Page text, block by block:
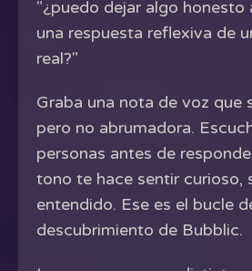
"¿puedo dejar algo honesto
una respuesta reflexiva de
real?"
Graba una nota de voz que
pero no abrumadora.
personas antes de
tono te hace sentir curioso,
entendido. Ese es el bucle
descubrimiento de Bubblic.